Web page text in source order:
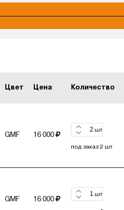
Цвет Цена Количество
GMF 16 000
шт
под заказ 2 шт
GMF 16 000
шт